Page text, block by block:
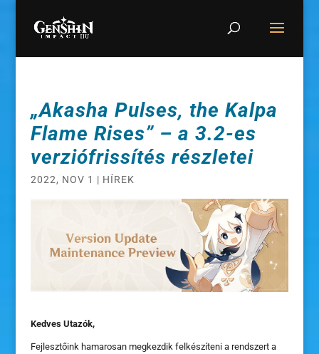
„Akasha Pulses, the Kalpa
Flame Rises” – a 3.2-es
verziófrissítés részletei
2022, NOV 1 | HÍREK
Kedves Utazók,
Fejlesztőink hamarosan megkezdik felkészíteni a rendszert a